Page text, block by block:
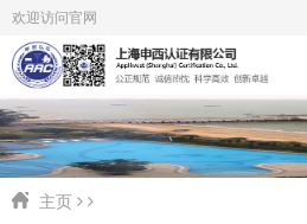
欢迎访问官网
主页